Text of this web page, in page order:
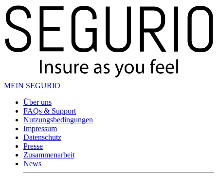
MEIN SEGURIO
Über uns
FAQs & Support
Nutzungsbedingungen
Impressum
Datenschutz
Presse
Zusammenarbeit
News